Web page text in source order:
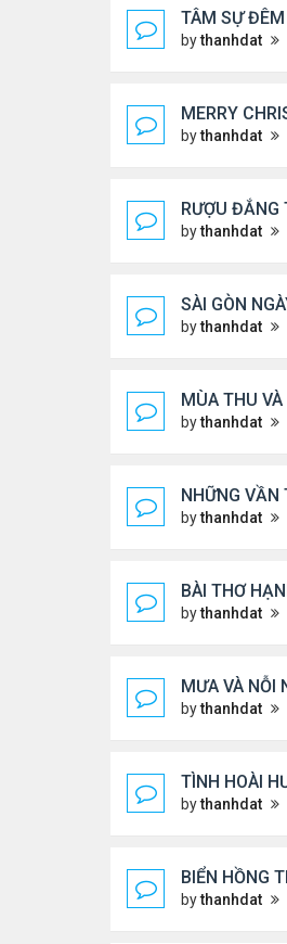
TÂM SỰ
bythanhdat
MERRY
bythanhdat
RƯỢU ĐẮNG
bythanhdat
SÀI GÒN
bythanhdat
MÙA THU
bythanhdat
NHỮNG VẦN
bythanhdat
BÀI THƠ
bythanhdat
MƯA VÀ NỖI
bythanhdat
TÌNH HOÀI
bythanhdat
BIỂN HỒNG
bythanhdat